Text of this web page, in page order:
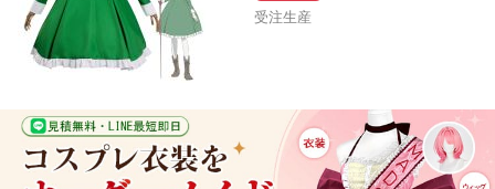
受注生産